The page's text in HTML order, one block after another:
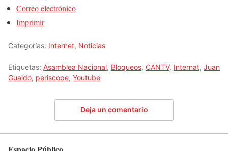
Correo electrónico
Imprimir
Categorías: Internet, Noticias
Etiquetas: Asamblea Nacional, Bloqueos, CANTV, Internat, Juan
Guaidó, periscope, Youtube
Deja un comentario